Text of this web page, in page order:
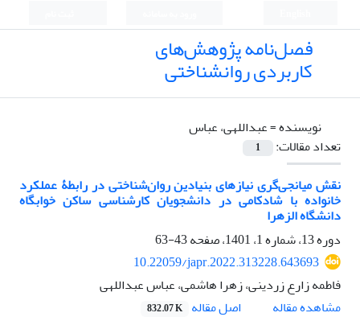
فصل‌نامه پژوهش‌های
کاربردی روانشناختی
نویسنده =عبداللهی، عباس
تعداد مقالات:
1
نقش میانجی‌گری نیازهای بنیادین روان‌شناختی در رابطۀ عملکرد
خانواده با شادکامی در دانشجویان کارشناسی ساکن خوابگاه
دانشگاه الزهرا
دوره 13، شماره 1، 1401، صفحه
43-63
10.22059/japr.2022.313228.643693
فاطمه زارع زردینی، زهرا هاشمی، عباس عبداللهی
مشاهده مقاله
اصل مقاله 832.07 K